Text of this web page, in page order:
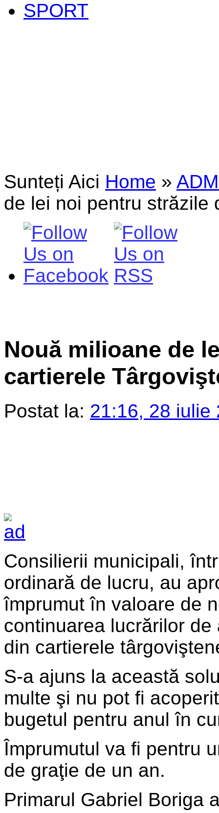
SPORT
Sunteți Aici Home »
de lei noi pentru străzile
Nouă milioane de
cartierele
Postat la: 21:16, 28 iulie
Consilierii municipali,
ordinară de lucru, au
împrumut în valoare de
continuarea lucrărilor
din cartierele
S-a ajuns la această
multe şi nu pot fi
bugetul pentru anul în
Împrumutul va fi pentru
de graţie de un an.
Primarul Gabriel Boriga